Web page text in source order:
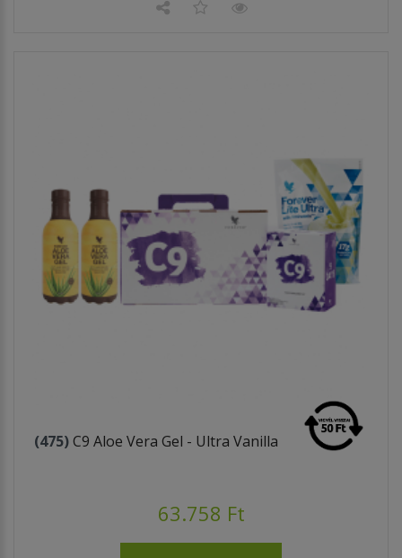
(475)C9 Aloe Vera Gel - Ultra Vanilla
63.758 Ft